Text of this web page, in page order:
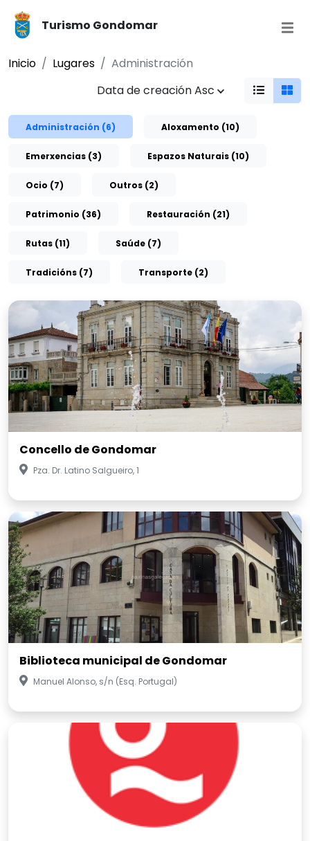
Turismo Gondomar
Inicio Lugares
Administración
Data de creación Asc
Administración (6) Aloxamento (10)
Emerxencias (3) Espazos Naturais (10)
Ocio (7) Outros (2)
Patrimonio (36) Restauración (21)
Rutas (11) Saúde (7)
Tradicións (7) Transporte (2)
Concello de Gondomar
Pza. Dr. Latino Salgueiro, 1
Biblioteca municipal de Gondomar
Manuel Alonso, s/n (Esq. Portugal)